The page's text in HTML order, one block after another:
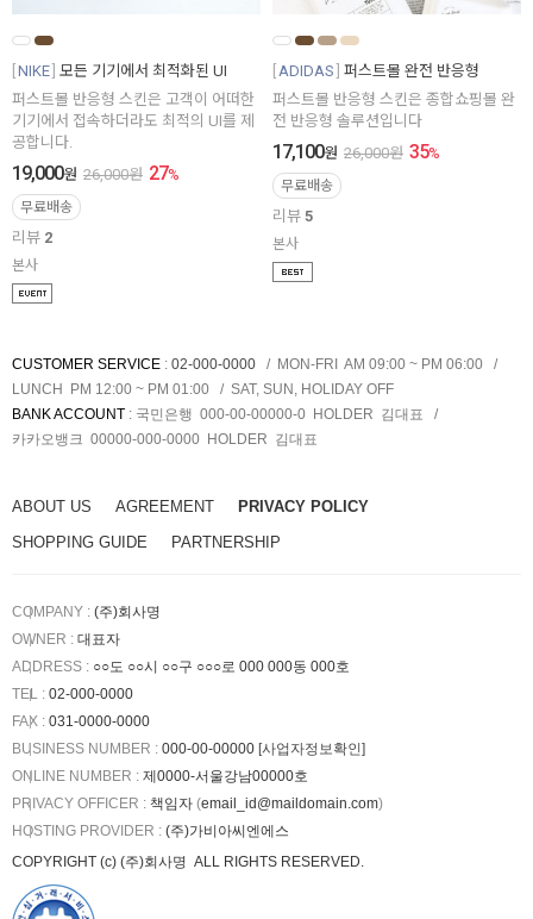
NIKE 모든 기기에서 최적화된 UI
퍼스트몰 반응형 스킨은 고객이 어떠한
기기에서 접속하더라도 최적의 UI를 제
공합니다.
19,000원 26,000원 27%
무료배송
리뷰 2
본사
ADIDAS 퍼스트몰 완전 반응형
퍼스트몰 반응형 스킨은 종합쇼핑몰 완
전 반응형 솔루션입니다
17,100원 26,000원 35%
무료배송
리뷰 5
본사
CUSTOMER SERVICE : 02-000-0000
MON-FRI AM 09:00 ~ PM 06:00
LUNCH PM 12:00 ~ PM 01:00
SAT, SUN, HOLIDAY OFF
BANK ACCOUNT : 국민은행 000-00-00000-0 HOLDER 김대표
카카오뱅크 00000-000-0000 HOLDER 김대표
ABOUT US AGREEMENT
PRIVACY POLICY
SHOPPING GUIDE
PARTNERSHIP
COMPANY : (주)회사명
OWNER : 대표자
ADDRESS : ○○도 ○○시 ○○구 ○○○로 000 000동 000호
TEL : 02-000-0000
FAX : 031-0000-0000
BUSINESS NUMBER : 000-00-00000 [사업자정보확인]
ONLINE NUMBER : 제0000-서울강남00000호
PRIVACY OFFICER : 책임자 (email_id@maildomain.com)
HOSTING PROVIDER : (주)가비아씨엔에스
COPYRIGHT (c) (주)회사명 ALL RIGHTS RESERVED.